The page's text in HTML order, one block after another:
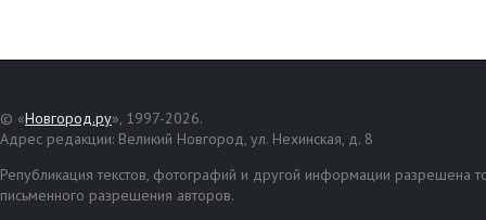
© «Новгород.ру», 1997-2026.
Адрес редакции: Великий Новгород, ул. Нехинская, д. 8
Републикация текстов, фотографий и другой информации разрешена
письменного разрешения авторов.